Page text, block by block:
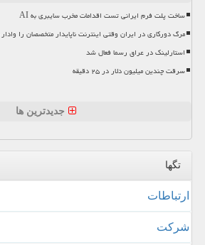
ساخت پلت فرم ایرانی تست اقدامات مخرب سایبری به AI
مرگ دورکاری در ایران وقتی اینترنت ناپایدار متخصصان را
استارلینک در عراق رسما فعال شد
سرقت چندین میلیون دلار در ۲۵ دقیقه
جدیدترین ها
تگها
ارتباطات
شركت